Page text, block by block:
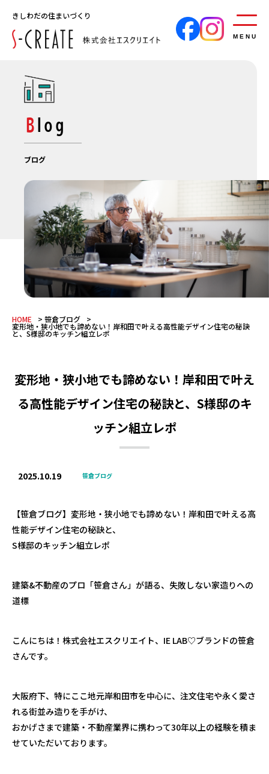
きしわだの住まいづくり
MENU
Blog
ブログ
HOME 笹倉ブログ
変形地・狭小地でも諦めない！岸和田で叶える高性能デザイン住宅の秘訣
と、S様邸のキッチン組立レポ
変形地・狭小地でも諦めない！岸和田で叶え
る高性能デザイン住宅の秘訣と、S様邸のキ
ッチン組立レポ
2025.10.19 笹倉ブログ
【笹倉ブログ】変形地・狭小地でも諦めない！岸和田で叶える高
性能デザイン住宅の秘訣と、
S様邸のキッチン組立レポ
建築&不動産のプロ「笹倉さん」が語る、失敗しない家造りへの
道標
こんにちは！株式会社エスクリエイト、 IE LAB♡ブランドの笹倉
さんです。
大阪府下、特にここ地元岸和田市を中心に、注文住宅や永く愛さ
れる街並み造りを手がけ、
おかげさまで建築・不動産業界に携わって30年以上の経験を積ま
せていただいております。